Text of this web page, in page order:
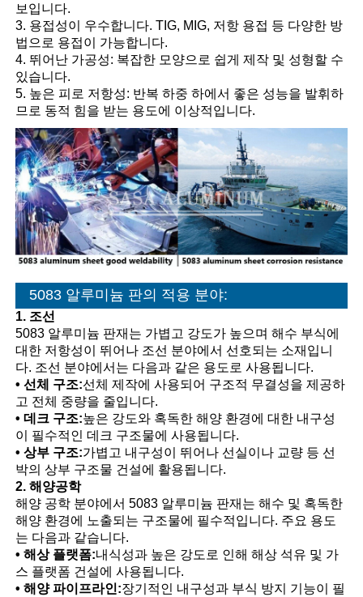
보입니다.
3. 용접성이 우수합니다. TIG, MIG, 저항 용접 등 다양한 방
법으로 용접이 가능합니다.
4. 뛰어난 가공성: 복잡한 모양으로 쉽게 제작 및 성형할 수
있습니다.
5. 높은 피로 저항성: 반복 하중 하에서 좋은 성능을 발휘하
므로 동적 힘을 받는 용도에 이상적입니다.
5083 알루미늄 판의 적용 분야:
1. 조선
5083 알루미늄 판재는 가볍고 강도가 높으며 해수 부식에
대한 저항성이 뛰어나 조선 분야에서 선호되는 소재입니
다. 조선 분야에서는 다음과 같은 용도로 사용됩니다.
• 선체 구조:선체 제작에 사용되어 구조적 무결성을 제공하
고 전체 중량을 줄입니다.
• 데크 구조:높은 강도와 ​​혹독한 해양 환경에 대한 내구성
이 필수적인 데크 구조물에 사용됩니다.
• 상부 구조:가볍고 내구성이 뛰어나 선실이나 교량 등 선
박의 상부 구조물 건설에 활용됩니다.
2. 해양공학
해양 공학 분야에서 5083 알루미늄 판재는 해수 및 혹독한
해양 환경에 노출되는 구조물에 필수적입니다. 주요 용도
는 다음과 같습니다.
• 해상 플랫폼:내식성과 높은 강도로 인해 해상 석유 및 가
스 플랫폼 건설에 사용됩니다.
• 해양 파이프라인:장기적인 내구성과 부식 방지 기능이 필